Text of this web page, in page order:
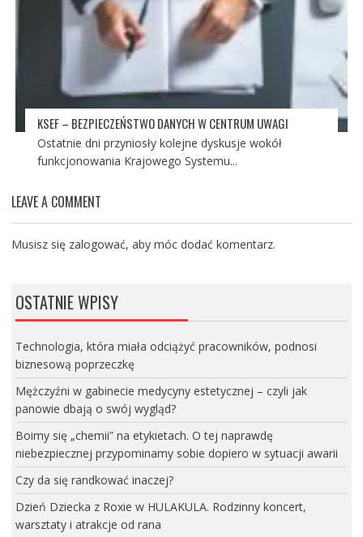
KSEF – BEZPIECZEŃSTWO DANYCH W CENTRUM UWAGI
Ostatnie dni przyniosły kolejne dyskusje wokół
funkcjonowania Krajowego Systemu...
LEAVE A COMMENT
Musisz się zalogować, aby móc dodać komentarz.
OSTATNIE WPISY
Technologia, która miała odciążyć pracowników, podnosi
biznesową poprzeczkę
Mężczyźni w gabinecie medycyny estetycznej – czyli jak
panowie dbają o swój wygląd?
Boimy się „chemii” na etykietach. O tej naprawdę
niebezpiecznej przypominamy sobie dopiero w sytuacji awarii
Czy da się randkować inaczej?
Dzień Dziecka z Roxie w HULAKULA. Rodzinny koncert,
warsztaty i atrakcje od rana